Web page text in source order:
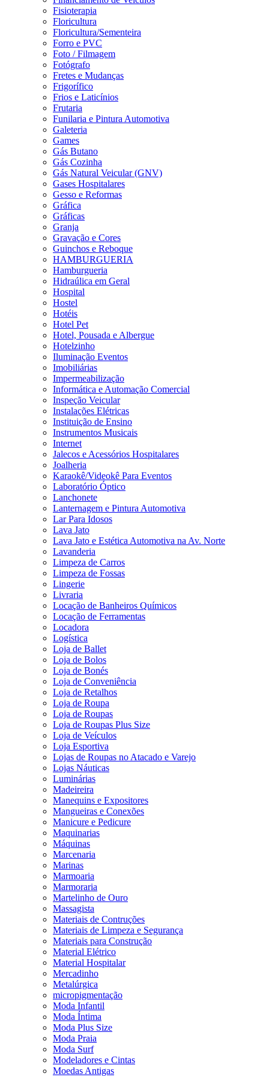
Fisioterapia
Floricultura
Floricultura/Sementeira
Forro e PVC
Foto / Filmagem
Fotógrafo
Fretes e Mudanças
Frigorífico
Frios e Laticínios
Frutaria
Funilaria e Pintura Automotiva
Galeteria
Games
Gás Butano
Gás Cozinha
Gás Natural Veicular (GNV)
Gases Hospitalares
Gesso e Reformas
Gráfica
Gráficas
Granja
Gravação e Cores
Guinchos e Reboque
HAMBURGUERIA
Hamburgueria
Hidraúlica em Geral
Hospital
Hostel
Hotéis
Hotel Pet
Hotel, Pousada e Albergue
Hotelzinho
Iluminação Eventos
Imobiliárias
Impermeabilização
Informática e Automação Comercial
Inspeção Veicular
Instalações Elétricas
Instituição de Ensino
Instrumentos Musicais
Internet
Jalecos e Acessórios Hospitalares
Joalheria
Karaokê/Videokê Para Eventos
Laboratório Óptico
Lanchonete
Lanternagem e Pintura Automotiva
Lar Para Idosos
Lava Jato
Lava Jato e Estética Automotiva na Av. Norte
Lavanderia
Limpeza de Carros
Limpeza de Fossas
Lingerie
Livraria
Locação de Banheiros Químicos
Locação de Ferramentas
Locadora
Logística
Loja de Ballet
Loja de Bolos
Loja de Bonés
Loja de Conveniência
Loja de Retalhos
Loja de Roupa
Loja de Roupas
Loja de Roupas Plus Size
Loja de Veículos
Loja Esportiva
Lojas de Roupas no Atacado e Varejo
Lojas Náuticas
Luminárias
Madeireira
Manequins e Expositores
Mangueiras e Conexões
Manicure e Pedicure
Maquinarias
Máquinas
Marcenaria
Marinas
Marmoaria
Marmoraria
Martelinho de Ouro
Massagista
Materiais de Contruções
Materiais de Limpeza e Segurança
Materiais para Construção
Material Elétrico
Material Hospitalar
Mercadinho
Metalúrgica
micropigmentação
Moda Infantil
Moda Íntima
Moda Plus Size
Moda Praia
Moda Surf
Modeladores e Cintas
Moedas Antigas